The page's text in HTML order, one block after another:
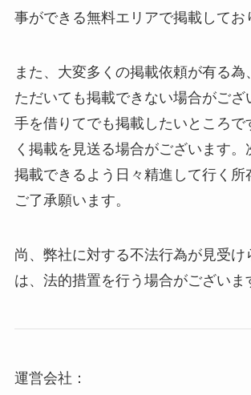
事ができる無料エリアで掲載してお
また、大変多くの掲載依頼が有る為
ただいても掲載できない場合がござ
手を借りてでも掲載したいところで
く掲載を見送る場合がございます。
掲載できるよう日々精進して行く所
ご了承願います。
尚、弊社に対する不法行為が見受け
は、法的措置を行う場合がございま
運営会社：